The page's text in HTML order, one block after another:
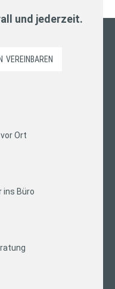
und jederzeit.
VEREINBAREN
Ort
ins Büro